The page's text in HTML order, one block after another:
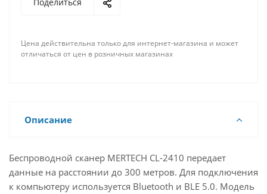
Цена действительна только для интернет-магазина и может
отличаться от цен в розничных магазинах
Описание
Беспроводной сканер MERTECH CL-2410 передает
данные на расстоянии до 300 метров. Для подключения
к компьютеру используется Bluetooth и BLE 5.0. Модель